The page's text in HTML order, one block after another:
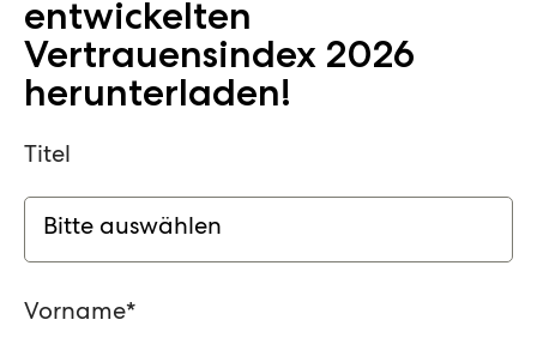
entwickelten
Vertrauensindex 2026
herunterladen!
Titel
Vorname*